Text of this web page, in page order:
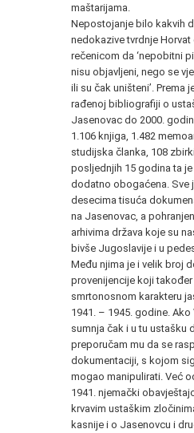
maštarijama.
Nepostojanje bilo kakvih
nedokazive tvrdnje Horvat
rečenicom da ‘nepobitni
nisu objavljeni, nego se
ili su čak uništeni’. Prema
rađenoj bibliografiji o
Jasenovac do 2000.
1.106 knjiga, 1.482
studijska članka, 108
posljednjih 15 godina ta
dodatno obogaćena. Sve
desecima tisuća
na Jasenovac, a
arhivima država koje su
bivše Jugoslavije i u
Među njima je i velik broj
provenijencije koji
smrtonosnom karakteru
1941. – 1945. godine.
sumnja čak i u tu ustašku
preporučam mu da se
dokumentaciji, s kojom
mogao manipulirati. Već
1941. njemački
krvavim ustaškim
kasnije i o Jasenovcu i